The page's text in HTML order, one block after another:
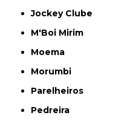
Jockey Clube
M'Boi Mirim
Moema
Morumbi
Parelheiros
Pedreira